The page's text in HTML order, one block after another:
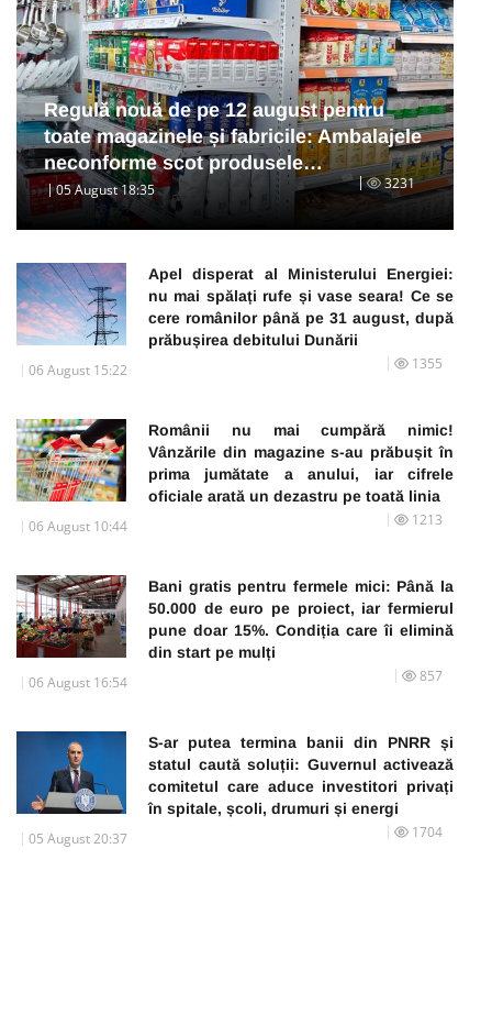
Regulă nouă de pe 12 august pentru
toate magazinele și fabricile: Ambalajele
neconforme scot produsele…
05 August 18:35 3231
Apel disperat al Ministerului Energiei:
nu mai spălați rufe și vase seara! Ce se
cere românilor până pe 31 august, după
prăbușirea debitului Dunării
06 August 15:22 1355
Românii nu mai cumpără nimic!
Vânzările din magazine s-au prăbușit în
prima jumătate a anului, iar cifrele
oficiale arată un dezastru pe toată linia
06 August 10:44 1213
Bani gratis pentru fermele mici: Până la
50.000 de euro pe proiect, iar fermierul
pune doar 15%. Condiția care îi elimină
din start pe mulți
06 August 16:54 857
S-ar putea termina banii din PNRR și
statul caută soluții: Guvernul activează
comitetul care aduce investitori privați
în spitale, școli, drumuri și energi
05 August 20:37 1704